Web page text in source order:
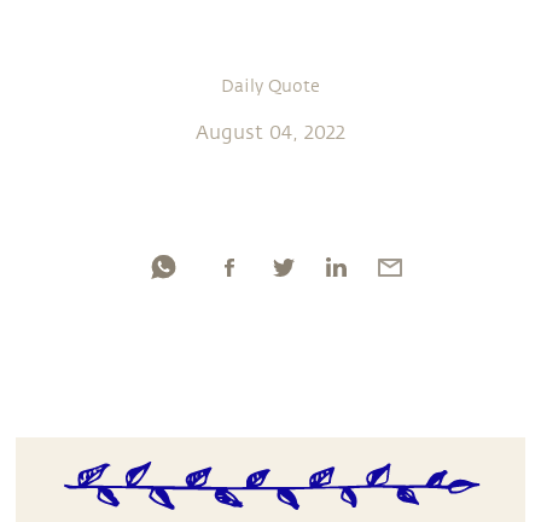
Daily Quote
August 04, 2022